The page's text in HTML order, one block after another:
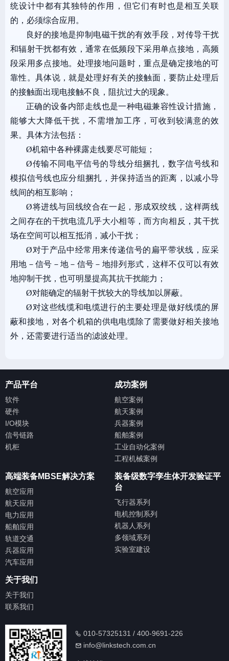
统设计中都有其独特的作用，但它们有时也是相互关联
的，必须综合应用。
良好的接地是抑制电磁干扰的有效手段，对传导干扰
和辐射干扰都有效，通常在低频段下采用单点接地，高频
段采用多点接地。处理接地问题时，重点是确定接地的可
靠性。具体说，就是处理好有关的接触面，要防止处理后
的接触面出现电接触不良，阻抗过大的现象。
正确的设备内部走线也是一种电磁兼容性设计措施，
能够大大降低干扰，不需增加工序，可收到较满意的效
果。具体方法包括：
Ø机箱中各种裸露走线要尽可能短；
Ø传输不同电平信号的导线分组捆扎，数字信号线和
模拟信号线也应分组捆扎，并保持适当的距离，以减小导
线间的相互影响；
Ø将进线与回线绞合在一起，形成双绞线，这样两线
之间存在的干扰电流几乎大小相等，而方向相反，其干扰
场在空间可以相互抵消，减小干扰；
Ø对于产品中经常用来传递信号的扁平带状线，应采
用地－信号－地－信号－地排列形式，这样不仅可以有效
地抑制干扰，也可明显提高其抗干扰能力；
Ø对能确定的辐射干扰较大的导线加以屏蔽。
Ø对这些线缆和电缆进行的主要处理是做好线缆的屏
蔽和接地，对各个机箱的供电电缆除了需要做好相关接地
外，还需要进行适当的滤波处理。
产品平台
软件
硬件
I/O模块
信号链路
机柜
成功案例
航空案例
航天案例
兵器案例
船舶案例
工业自动化案例
工程机械案例
高端装备MBSE解决方案
航空应用
航天应用
电力应用
船舶应用
轨道交通
兵器应用
汽车应用
装备级数字孪生体开发验证平
台
飞行器系列
电机控制系列
机器人系列
多领域系列
实验室建设
关于我们
关于我们
联系我们
010-57325131 / 400-9691-226
info@linkstech.com.cn